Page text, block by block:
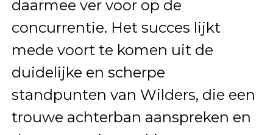
daarmee ver voor op de
concurrentie. Het succes lijkt
mede voort te komen uit de
duidelijke en scherpe
standpunten van Wilders, die een
trouwe achterban aanspreken en